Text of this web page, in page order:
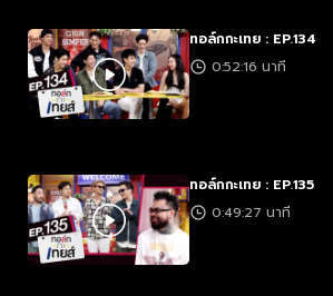
ทอล์กกะเทย : EP.134
0:52:16 นาที
ทอล์กกะเทย : EP.135
0:49:27 นาที